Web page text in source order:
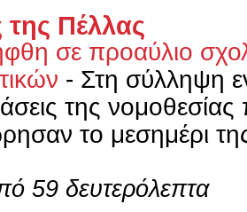
Πέλλας
σε προαύλιο
- Στη σύλληψη
της
το μεσημέρι
59 δευτερόλεπτα